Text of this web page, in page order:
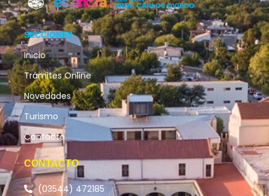
SECCIONES
Inicio
Trámites Online
Novedades
Turismo
Contacto
CONTACTO
(03544) 472185